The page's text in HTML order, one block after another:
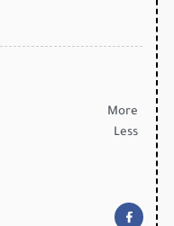
More
Less